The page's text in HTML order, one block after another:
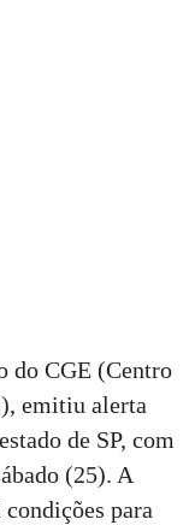
do CGE (Centro
emitiu alerta
de SP, com
(25). A
para